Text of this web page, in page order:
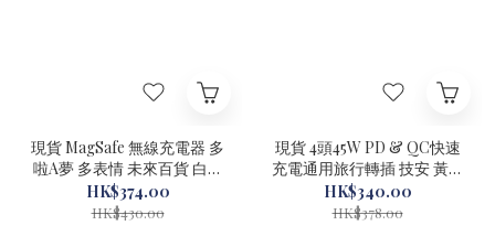
現貨 MagSafe 無線充電器 多
啦A夢 多表情 未來百貨 白色
#40006
HK$374.00
HK$430.00
現貨 4頭45W PD & QC快速
充電通用旅行轉插 技安 黃色
#82003 WC
HK$340.00
HK$378.00